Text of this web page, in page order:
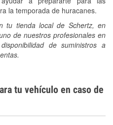
la temporada de huracanes.
tu tienda local de Schertz, en
de nuestros profesionales en
de suministros a
tu vehículo en caso de